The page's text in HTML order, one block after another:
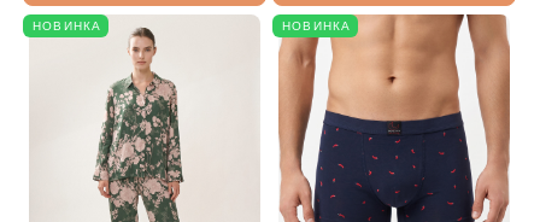
НОВИНКА НОВИНКА